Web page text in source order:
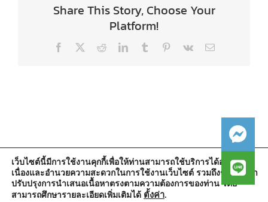
Share This Story, Choose Your
Platform!
Facebook RedditLinkedInTumblr Pinterest
Vk Email
สำนักงานองค์การบริหารส่วนตำบลวัดตูม
หมู่ที่ 5 ตำบลวัดตูม อำเภอพระนครศรีอยุธยา จังหวัดพระนครศรีอยุธยา
13000
เว็บไซต์นี้มีการใช้งานคุกกี้เพื่อให้ท่านสามารถใช้บริการได้อย่างต่อ
เนื่องและอำนวยความสะดวกในการใช้งานเว็บไซต์ รวมถึงช่วยให้เรา
ปรับปรุงการนำเสนอเนื้อหาตรงตามความต้องการของท่าน โดย
สามารถศึกษารายละเอียดเพิ่มเติมได้ ตั้งค่า.